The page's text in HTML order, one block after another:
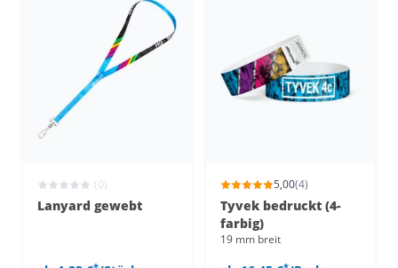
(0)
Lanyard gewebt
5,00(4)
Tyvek bedruckt (4-
farbig)
19 mm breit